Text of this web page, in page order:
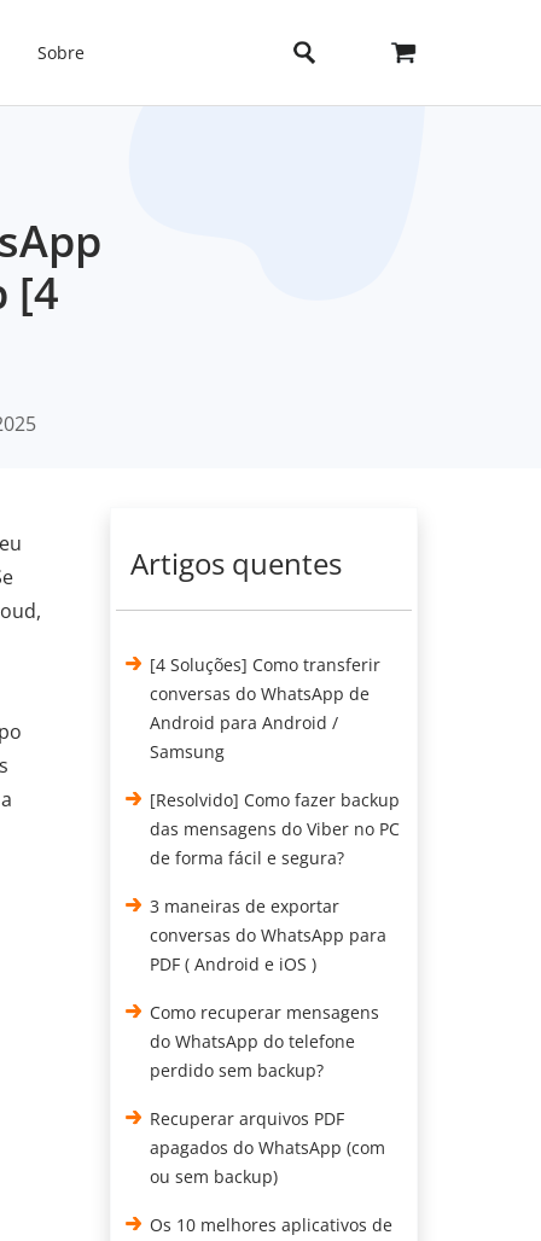
Sobre
[4
Artigos quentes
[4 Soluções] Como transferir
conversas do WhatsApp de
Android para Android /
Samsung
[Resolvido] Como fazer backup
das mensagens do Viber no PC
de forma fácil e segura?
3 maneiras de exportar
conversas do WhatsApp para
PDF ( Android e iOS )
Como recuperar mensagens
do WhatsApp do telefone
perdido sem backup?
Recuperar arquivos PDF
apagados do WhatsApp (com
ou sem backup)
Os 10 melhores aplicativos de